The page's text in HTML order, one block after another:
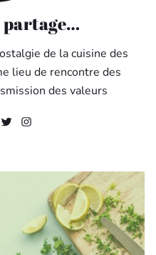
partage…
de la cuisine des
lieu de rencontre des
des valeurs
Twitter
Instagram